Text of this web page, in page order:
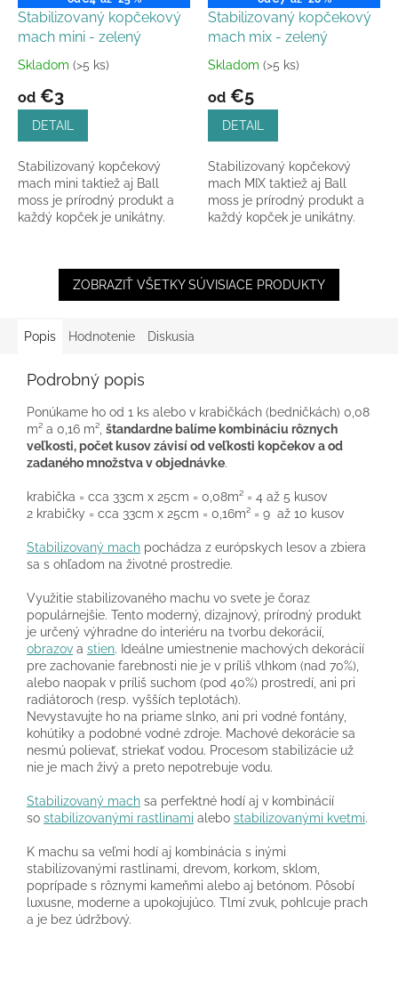
Stabilizovaný kopčekový
mach mini - zelený
Priemerné
produktu
5
hviezdičiek.
Skladom (>5 ks)
od €3
DETAIL
Stabilizovaný kopčekový
mach mini taktiež aj Ball
moss je prírodný produkt a
každý kopček je unikátny.
Stabilizovaný kopčekový
mach mix - zelený
Priemerné
produktu
5
hviezdičiek.
Skladom (>5 ks)
od €5
DETAIL
Stabilizovaný kopčekový
mach MIX taktiež aj Ball
moss je prírodný produkt a
každý kopček je unikátny.
ZOBRAZIŤ VŠETKY SÚVISIACE PRODUKTY
Popis Hodnotenie Diskusia
Podrobný popis
Ponúkame ho od 1 ks alebo v krabičkách (bedničkách) 0,08
m² a 0,16 m², štandardne balíme kombináciu rôznych
veľkosti, počet kusov závisí od veľkosti kopčekov a od
zadaného množstva v objednávke.
krabička = cca 33cm x 25cm = 0,08m² = 4 až 5 kusov
2 krabičky = cca 33cm x 25cm = 0,16m² = 9 až 10 kusov
Stabilizovaný mach pochádza z európskych lesov a zbiera
sa s ohľadom na životné prostredie.
Využitie stabilizovaného machu vo svete je čoraz
populárnejšie. Tento moderný, dizajnový, prírodný produkt
je určený výhradne do interiéru na tvorbu dekorácií,
obrazov a stien. Ideálne umiestnenie machových dekorácií
pre zachovanie farebnosti nie je v príliš vlhkom (nad 70%),
alebo naopak v príliš suchom (pod 40%) prostredí, ani pri
radiátoroch (resp. vyšších teplotách).
Nevystavujte ho na priame slnko, ani pri vodné fontány,
kohútiky a podobné vodné zdroje. Machové dekorácie sa
nesmú polievať, striekať vodou. Procesom stabilizácie už
nie je mach živý a preto nepotrebuje vodu.
Stabilizovaný mach sa perfektné hodí aj v kombinácií
so stabilizovanými rastlinami alebo stabilizovanými kvetmi.
K machu sa veľmi hodí aj kombinácia s inými
stabilizovanými rastlinami, drevom, korkom, sklom,
poprípade s rôznymi kameňmi alebo aj betónom. Pôsobí
luxusne, moderne a upokojujúco. Tlmí zvuk, pohlcuje prach
a je bez údržbový.